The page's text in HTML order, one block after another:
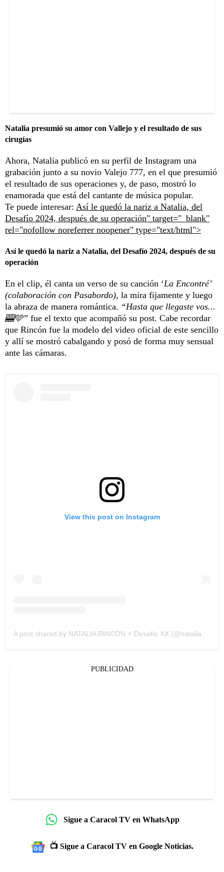
Natalia presumió su amor con Vallejo y el resultado de sus
cirugías
Ahora, Natalia publicó en su perfil de Instagram una
grabación junto a su novio Valejo 777, en el que presumió
el resultado de sus operaciones y, de paso, mostró lo
enamorada que está del cantante de música popular.
Te puede interesar: Así le quedó la nariz a Natalia, del
Desafío 2024, después de su operación" target="_blank"
rel="nofollow noreferrer noopener" type="text/html">
Así le quedó la nariz a Natalia, del Desafío 2024, después de su
operación
En el clip, él canta un verso de su canción ‘La Encontré’
(colaboración con Pasabordo), la mira fijamente y luego
la abraza de manera romántica. “Hasta que llegaste vos...
🎰🩵” fue el texto que acompañó su post. Cabe recordar
que Rincón fue la modelo del video oficial de este sencillo
y allí se mostró cabalgando y posó de forma muy sensual
ante las cámaras.
View this post on Instagram
A post shared by NATALIA RINCON ⚡️ Desafio XX (@nataliarinconfit)
PUBLICIDAD
Sigue a Caracol TV en WhatsApp
📺 Sigue a Caracol TV en Google Noticias.